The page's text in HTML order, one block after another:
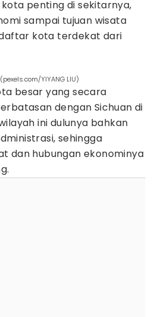
penting di sekitarnya,
sampai tujuan wisata
kota terdekat dari
YIYANG LIU)
besar yang secara
dengan Sichuan di
ini dulunya bahkan
sehingga
dan hubungan ekonominya